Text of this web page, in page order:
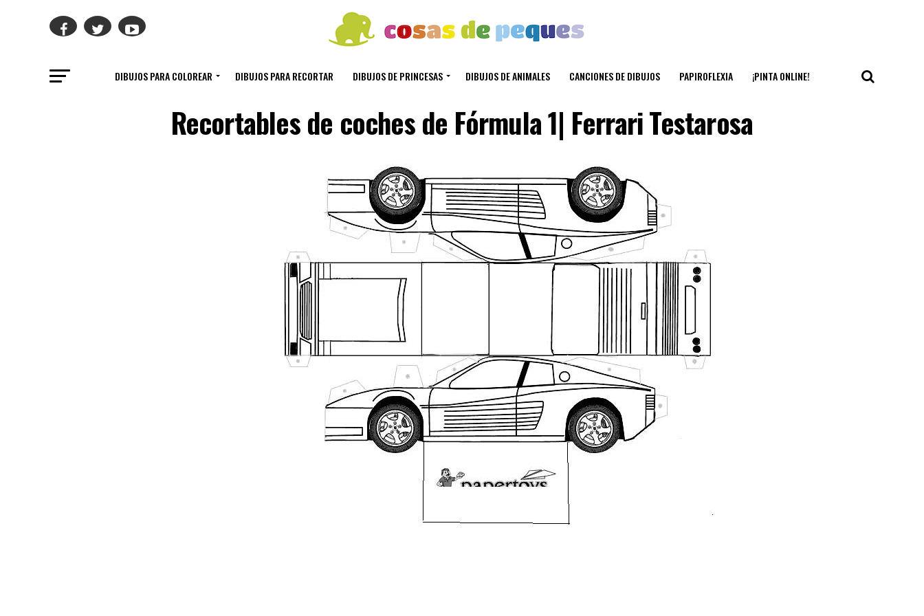
DIBUJOS PARA COLOREAR DIBUJOS PARA RECORTAR DIBUJOS DE PRINCESAS DIBUJOS DE ANIMALES CANCIONES DE DIBUJOS PAPIROFLEXIA ¡PINTA ONLINE!
Recortables de coches de Fórmula 1| Ferrari Testarosa